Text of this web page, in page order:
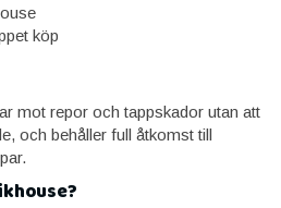
köp
mot repor och tappskador utan att
och behåller full åtkomst till